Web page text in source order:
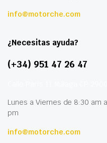
info@motorche.com
¿Necesitas ayuda?
(+34) 951 47 26 47
Lunes a Viernes de 8:30 am
pm
info@motorche.com